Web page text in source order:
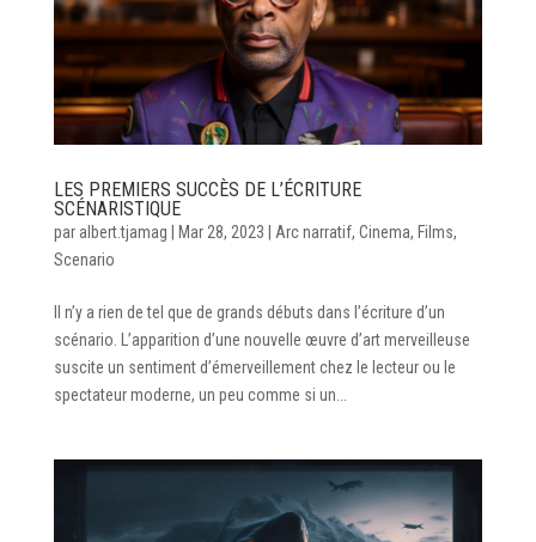
LES PREMIERS SUCCÈS DE L’ÉCRITURE
SCÉNARISTIQUE
par albert.tjamag Mar 28, 2023 Arc narratif, Cinema, Films,
Scenario
Il n’y a rien de tel que de grands débuts dans l’écriture d’un
scénario. L’apparition d’une nouvelle œuvre d’art merveilleuse
suscite un sentiment d’émerveillement chez le lecteur ou le
spectateur moderne, un peu comme si un...